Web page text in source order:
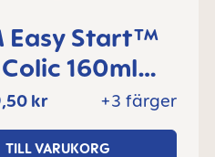
Easy Start™
160ml
0+
1 del
+3 färger
kr
TILL VARUKORG